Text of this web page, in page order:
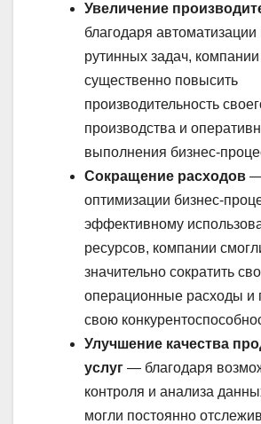
Увеличение
благодаря автоматизации
рутинных задач,
существенно повысить
производительность
производства и
выполнения бизнес-
Сокращение расходов —
оптимизации бизнес-
эффективному
ресурсов, компании
значительно сократить
операционные расходы и
свою
Улучшение качества
услуг — благодаря
контроля и анализа
могли постоянно